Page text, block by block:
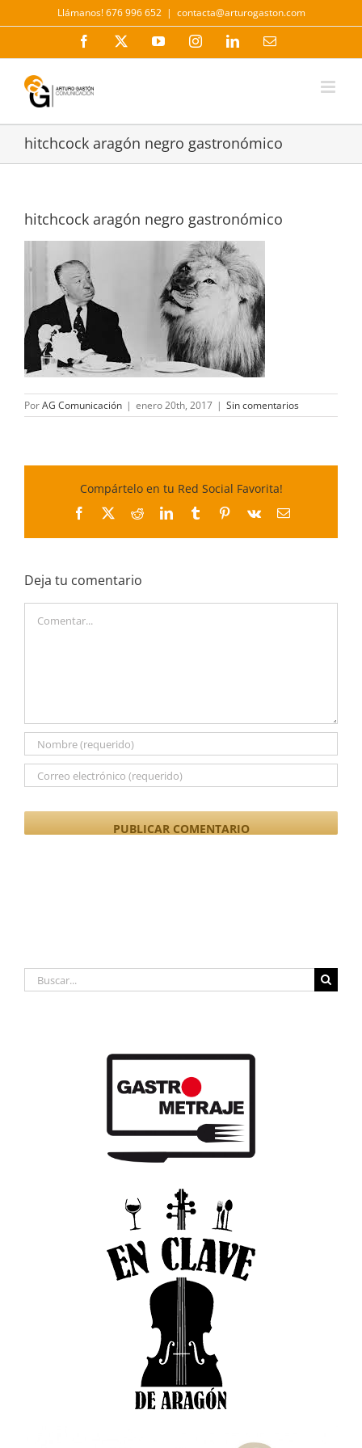
al
Llámanos! 676 996 652 | contacta@arturogaston.com
Facebook YouTubeInstagramLinkedInCorreo
hitchcock aragón negro gastronómico
hitchcock aragón negro gastronómico
PorAG Comunicación | enero 20th, 2017 | Sin comentarios
Compártelo en tu Red Social Favorita!
Facebook
X RedditLinkedInTumblrPinterest
Vk
Correo
Deja tu comentario
Buscar: